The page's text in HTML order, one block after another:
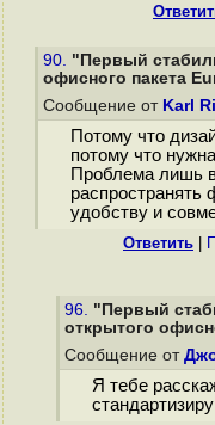
90. "Первый
офисного пакета
Сообщение от Karl
Потому что
потому что
Проблема лишь
распространять
удобству и
Ответить
96. "Первый
открытого
Сообщение от
Я тебе